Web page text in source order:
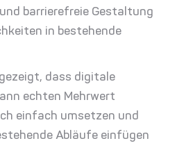
barrierefreie Gestaltung
in bestehende
dass digitale
echten Mehrwert
einfach umsetzen und
Abläufe einfügen